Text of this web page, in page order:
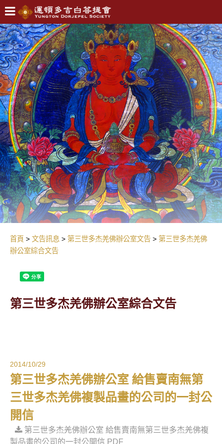
首頁 文告訊息 第三世多杰羌佛辦公室文告
第三世多杰羌佛
辦公室綜合文告
第三世多杰羌佛辦公室綜合文告
2014/10/29
第三世多杰羌佛辦公室 給售賣南無第
三世多杰羌佛複製品畫的公司的一封公
開信
第三世多杰羌佛辦公室 給售賣南無第三世多杰羌佛複
製品畫的公司的一封公開信 PDF